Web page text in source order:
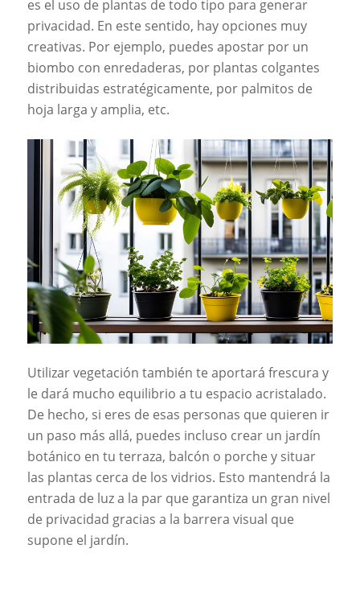
es el uso de plantas de todo tipo para generar
privacidad. En este sentido, hay opciones muy
creativas. Por ejemplo, puedes apostar por un
biombo con enredaderas, por plantas colgantes
distribuidas estratégicamente, por palmitos de
hoja larga y amplia, etc.
Utilizar vegetación también te aportará frescura y
le dará mucho equilibrio a tu espacio acristalado.
De hecho, si eres de esas personas que quieren ir
un paso más allá, puedes incluso crear un jardín
botánico en tu terraza, balcón o porche y situar
las plantas cerca de los vidrios. Esto mantendrá la
entrada de luz a la par que garantiza un gran nivel
de privacidad gracias a la barrera visual que
supone el jardín.